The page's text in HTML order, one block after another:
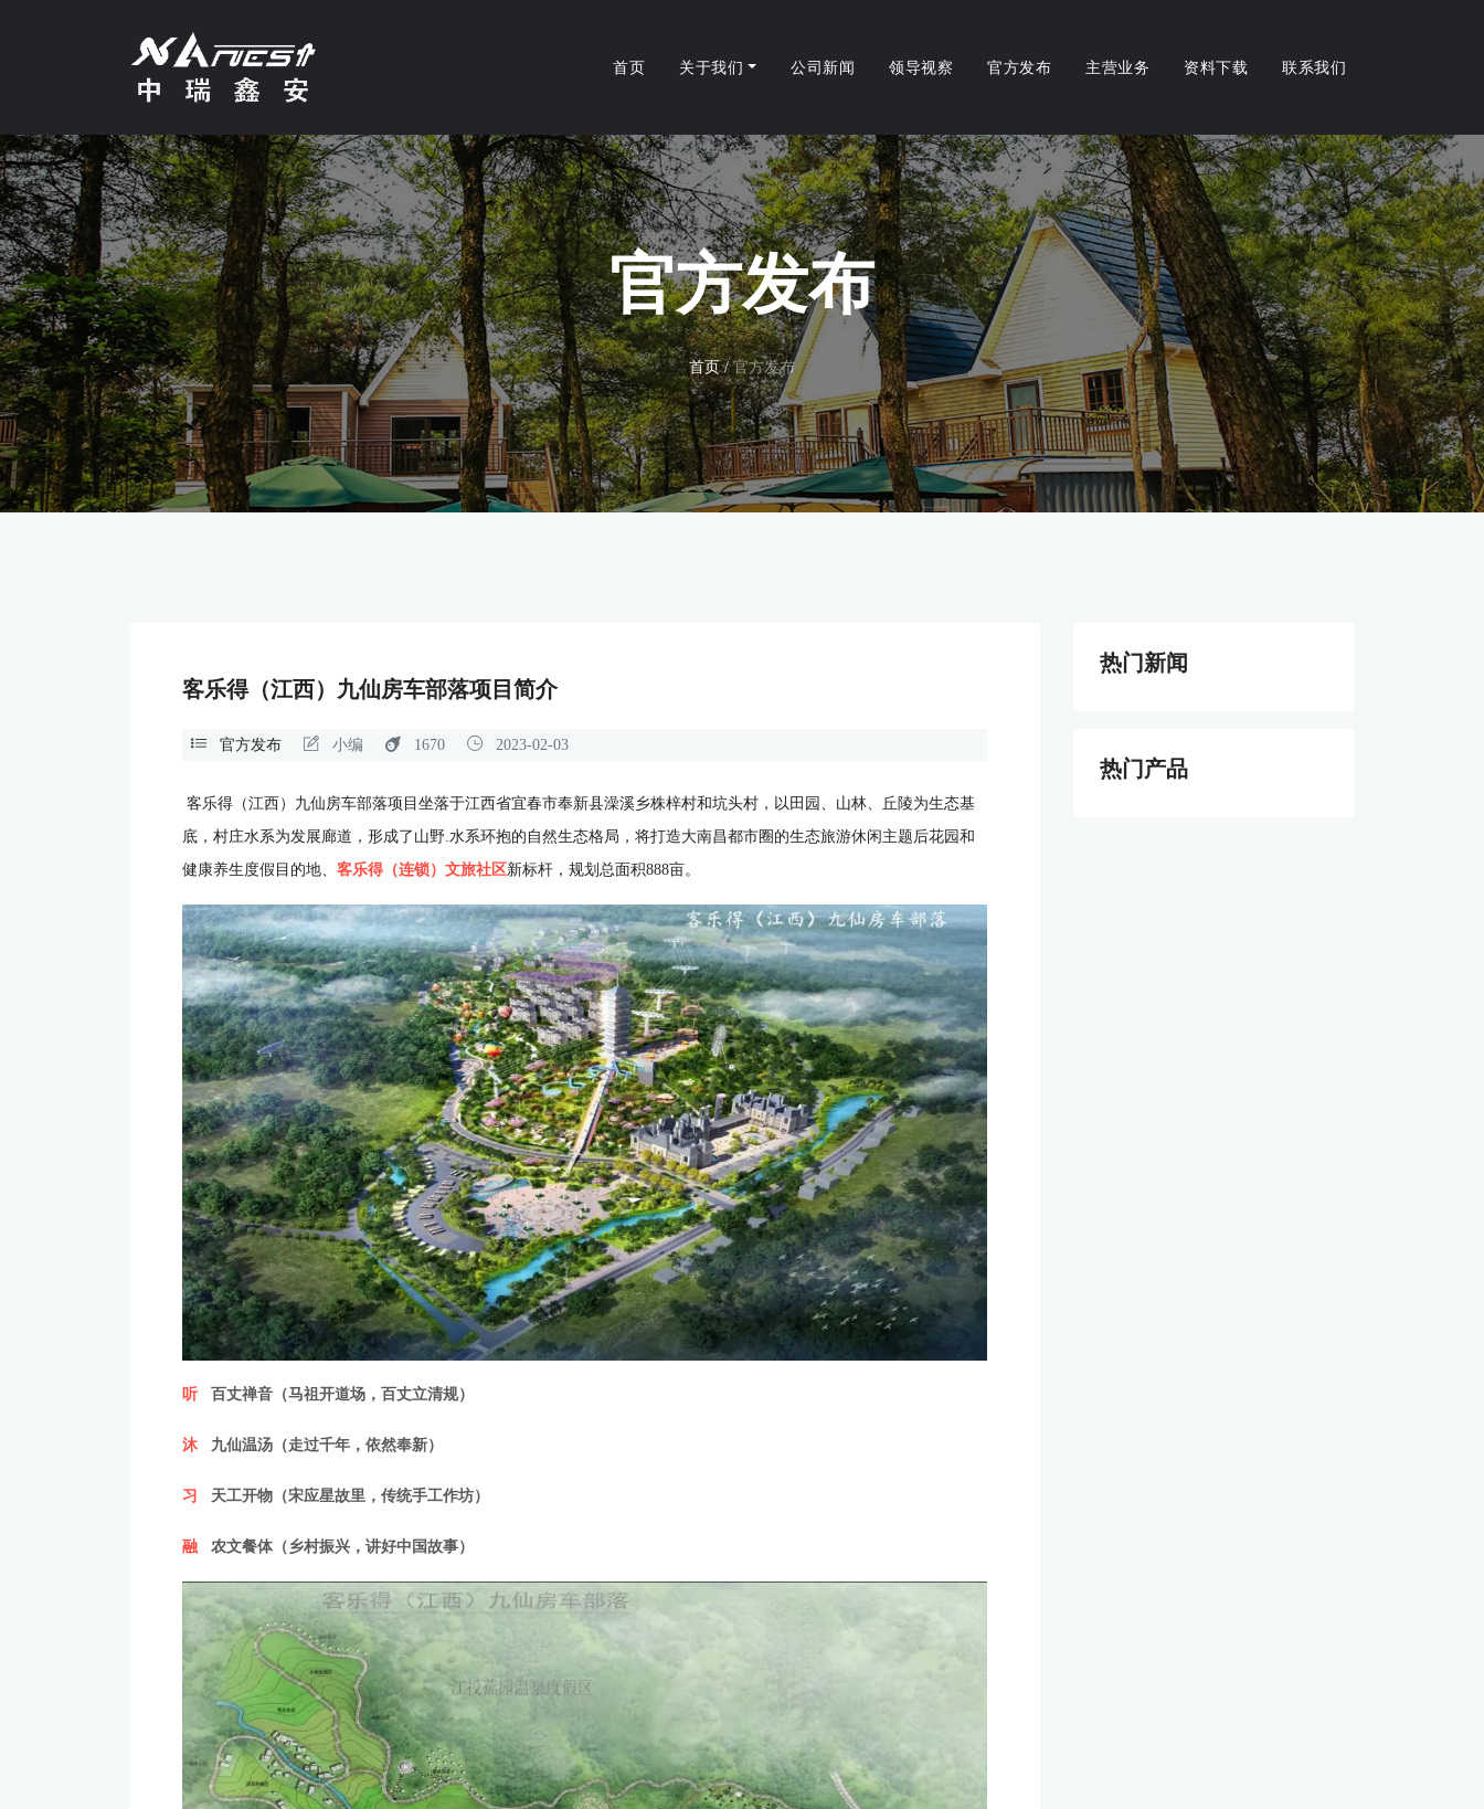
首页 关于我们 公司新闻 领导视察 官方发布 主营业务 资料下载 联系我们
官方发布
首页/官方发布
客乐得（江西）九仙房车部落项目简介
官方发布 小编 1670 2023-02-03
客乐得（江西）九仙房车部落项目坐落于江西省宜春市奉新县澡溪乡株梓村和坑头村，以田园、山林、丘陵为生态基
底，村庄水系为发展廊道，形成了山野.水系环抱的自然生态格局，将打造大南昌都市圈的生态旅游休闲主题后花园和
健康养生度假目的地、 客乐得（连锁）文旅社区新标杆，规划总面积888亩。
听 百丈禅音（马祖开道场，百丈立清规）
沐 九仙温汤（走过千年，依然奉新）
习 天工开物（宋应星故里，传统手工作坊）
融 农文餐体（乡村振兴，讲好中国故事）
热门新闻
热门产品